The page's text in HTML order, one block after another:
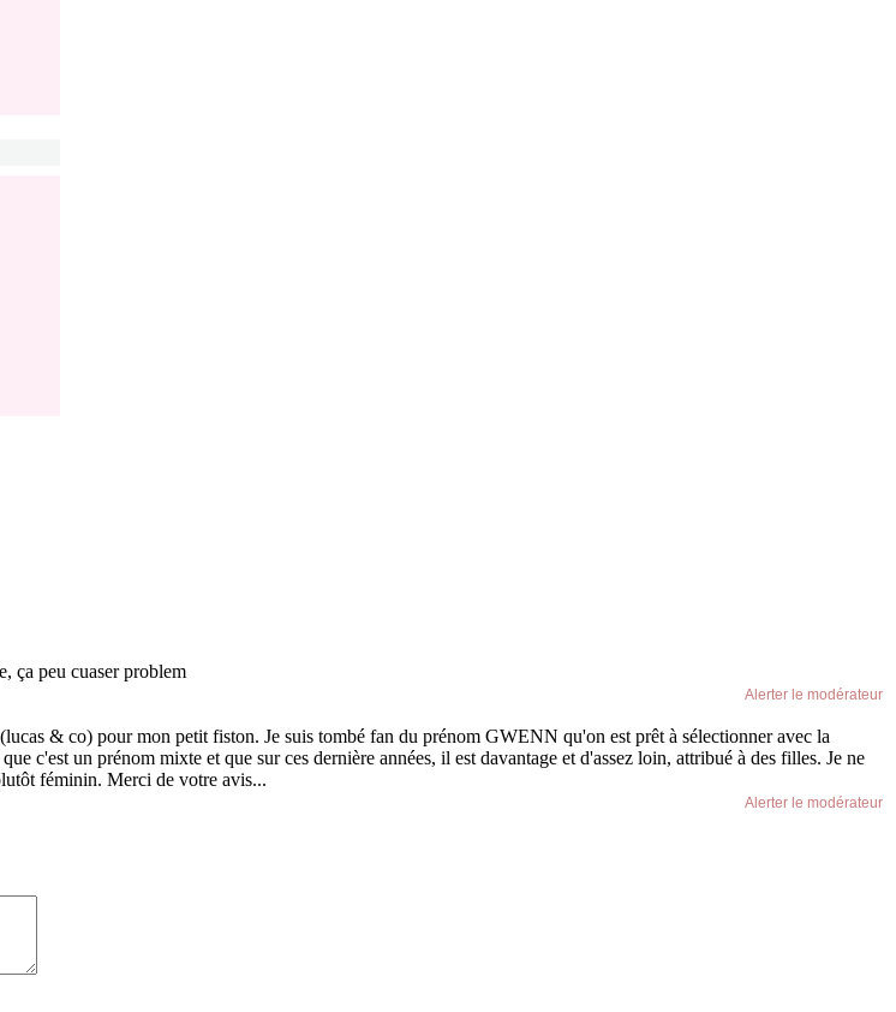
ça peu cuaser problem
Alerter le modérateur
& co) pour mon petit fiston. Je suis tombé fan du prénom GWENN qu'on est prêt à sélectionner avec la
c'est un prénom mixte et que sur ces dernière années, il est davantage et d'assez loin, attribué à des filles. Je ne
féminin. Merci de votre avis...
Alerter le modérateur